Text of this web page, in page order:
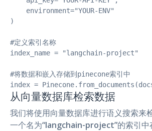
    environment="YOUR-ENV"
)
#定义索引名称
index_name = "langchain-project"
#将数据和嵌入存储到pinecone索引中
index =
从向量数据库检索数据
我们将使用向量数据库进行语义搜索来
一个名为“langchain-project”的索引